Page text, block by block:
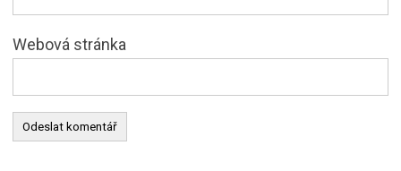
Webová stránka